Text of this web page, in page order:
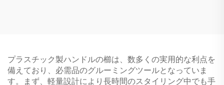
プラスチック製ハンドルの櫛は、数多くの実用的な利点を
備えており、必需品のグルーミングツールとなっていま
す。まず、軽量設計により長時間のスタイリング中でも手